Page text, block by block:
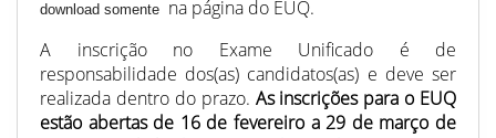
download somente na página do EUQ.
A inscrição no Exame Unificado é de
responsabilidade dos(as) candidatos(as) e deve ser
realizada dentro do prazo. As inscrições para o EUQ
estão abertas de 16 de fevereiro a 29 de março de